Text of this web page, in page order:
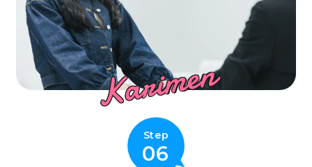
Karimen
Step
06